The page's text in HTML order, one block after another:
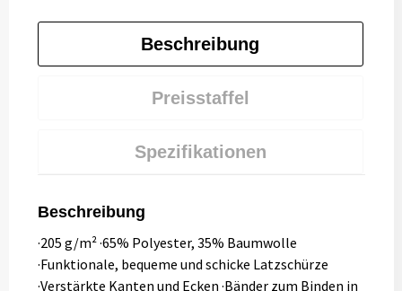
Beschreibung
Preisstaffel
Spezifikationen
Beschreibung
·205 g/m² ·65% Polyester, 35% Baumwolle
·Funktionale, bequeme und schicke Latzschürze
·Verstärkte Kanten und Ecken ·Bänder zum Binden in